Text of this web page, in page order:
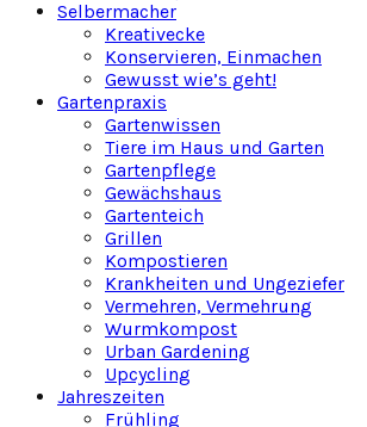
Selbermacher
Kreativecke
Konservieren, Einmachen
Gewusst wie’s geht!
Gartenpraxis
Gartenwissen
Tiere im Haus und Garten
Gartenpflege
Gewächshaus
Gartenteich
Grillen
Kompostieren
Krankheiten und Ungeziefer
Vermehren, Vermehrung
Wurmkompost
Urban Gardening
Upcycling
Jahreszeiten
Frühling